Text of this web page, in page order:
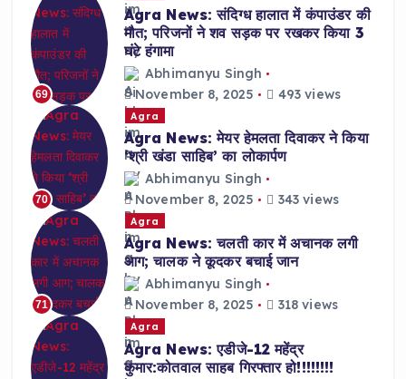
69
Agra News: संदिग्ध हालात में कंपाउंडर की
मौत; परिजनों ने शव सड़क पर रखकर किया 3
घंटे हंगामा
Abhimanyu Singh
November 8, 2025
493 views
70
Agra
Agra News: मेयर हेमलता दिवाकर ने किया
‘श्री खंडा साहिब’ का लोकार्पण
Abhimanyu Singh
November 8, 2025
343 views
71
Agra
Agra News: चलती कार में अचानक लगी
आग; चालक ने कूदकर बचाई जान
Abhimanyu Singh
November 8, 2025
318 views
Agra
Agra News: एडीजे-12 महेंद्र
कुमार:कोतवाल साहब गिरफ्तार हो!!!!!!!!